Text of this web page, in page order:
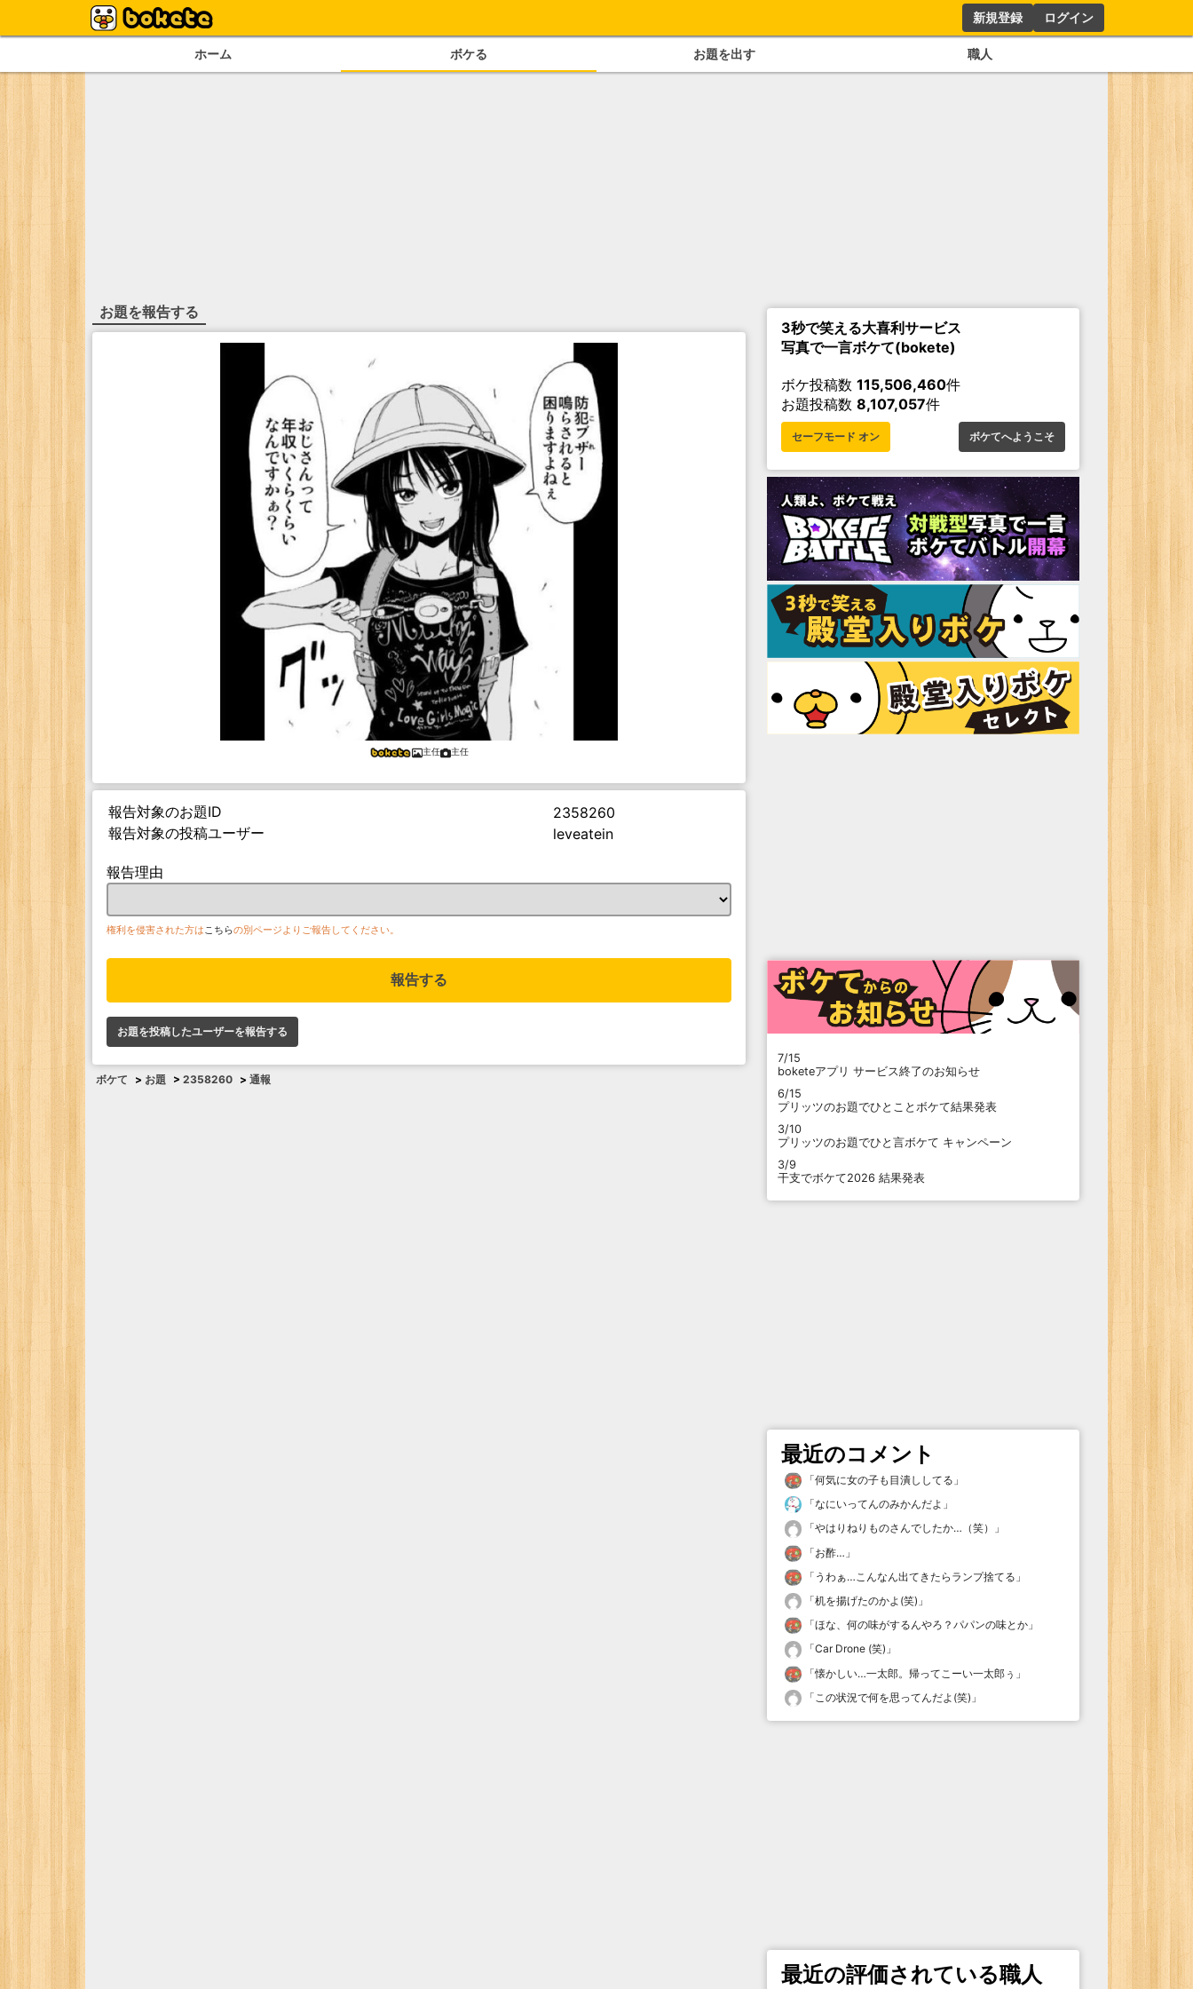
新規登録 ログイン
ホーム ボケる お題を出す 職人
お題を報告する
主任 主任
報告対象のお題ID
2358260
報告対象の投稿ユーザー
leveatein
報告理由
権利を侵害された方はこちらの別ページよりご報告してください。
報告する
お題を投稿したユーザーを報告する
ボケて > お題 > 2358260 > 通報
3秒で笑える大喜利サービス
写真で一言ボケて(bokete)
ボケ投稿数 115,506,460件
お題投稿数 8,107,057件
セーフモード オン ボケてへようこそ
7/15
boketeアプリ サービス終了のお知らせ
6/15
プリッツのお題でひとことボケて結果発表
3/10
プリッツのお題でひと言ボケて キャンペーン
3/9
干支でボケて2026 結果発表
最近のコメント
「何気に女の子も目潰ししてる 」
「なにいってんのみかんだよ 」
「やはりねりものさんでしたか…（笑）
」
「お酢… 」
「 うわぁ…こんなん出てきたらランプ捨てる 」
「机を揚げたのかよ(笑) 」
「ほな、何の味がするんやろ？パパンの味とか 」
「Car Drone (笑) 」
「懐かしい…一太郎。帰ってこーい一太郎ぅ 」
「 この状況で何を思ってんだよ(笑) 」
最近の評価されている職人